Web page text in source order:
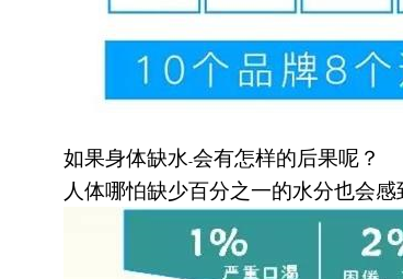
如果身体缺水-会有怎样的后果呢？
人体哪怕缺少百分之一的水分也会感